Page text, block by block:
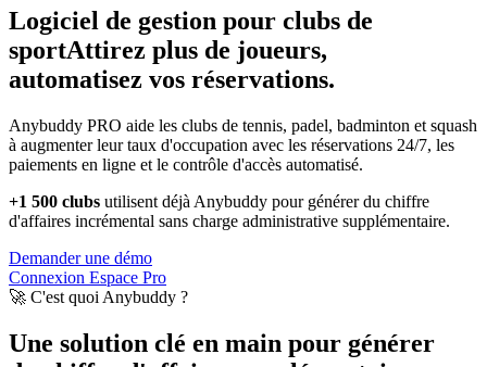
Logiciel de gestion pour clubs de
sportAttirez plus de joueurs,
automatisez vos réservations.
Anybuddy PRO aide les clubs de tennis, padel, badminton et squash
à augmenter leur taux d'occupation avec les réservations 24/7, les
paiements en ligne et le contrôle d'accès automatisé.
+1 500 clubs utilisent déjà Anybuddy pour générer du chiffre
d'affaires incrémental sans charge administrative supplémentaire.
Demander une démo
Connexion Espace Pro
🚀 C'est quoi Anybuddy ?
Une solution clé en main pour générer